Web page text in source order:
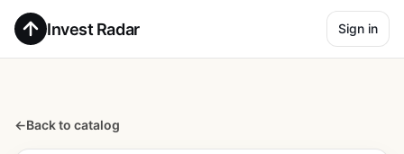
Invest Radar Sign in
←Back to catalog